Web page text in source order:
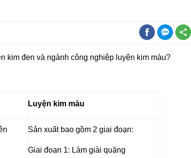
kim đen và ngành công nghiệp luyện kim màu?
Luyện kim màu
Sản xuất bao gồm 2 giai đoạn:
Giai đoạn 1: Làm giài quặng